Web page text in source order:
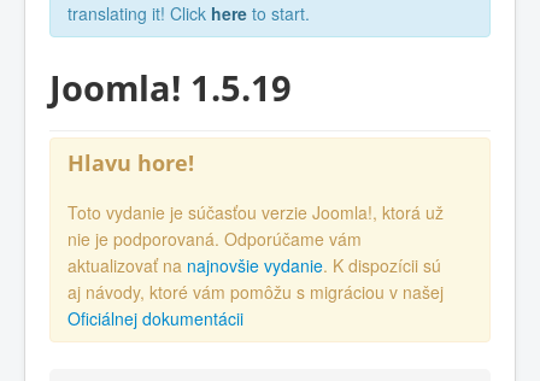
translating it! Click here to start.
Joomla! 1.5.19
Hlavu hore!
Toto vydanie je súčasťou verzie Joomla!, ktorá už
nie je podporovaná. Odporúčame vám
aktualizovať na najnovšie vydanie. K dispozícii sú
aj návody, ktoré vám pomôžu s migráciou v našej
Oficiálnej dokumentácii